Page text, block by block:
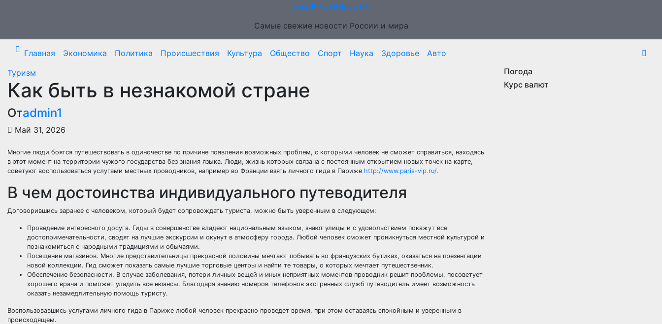
СВЕЖИЕ НОВОСТИ
Самые свежие новости России и мира
Главная Экономика Политика Происшествия Культура Общество Спорт Наука Здоровье
Авто
Туризм
Как быть в незнакомой стране
Отadmin1
Май 31, 2026
Многие люди боятся путешествовать в одиночестве по причине появления возможных проблем, с которыми человек не сможет справиться, находясь
в этот момент на территории чужого государства без знания языка. Люди, жизнь которых связана с постоянным открытием новых точек на карте,
советуют воспользоваться услугами местных проводников, например во Франции взять личного гида в Париже http://www.paris-vip.ru/.
В чем достоинства индивидуального путеводителя
Договорившись заранее с человеком, который будет сопровождать туриста, можно быть уверенным в следующем:
Проведение интересного досуга. Гиды в совершенстве владеют национальным языком, знают улицы и с удовольствием покажут все
достопримечательности, сводят на лучшие экскурсии и окунут в атмосферу города. Любой человек сможет проникнуться местной культурой и
познакомиться с народными традициями и обычаями.
Посещение магазинов. Многие представительницы прекрасной половины мечтают побывать во французских бутиках, оказаться на презентации
новой коллекции. Гид сможет показать самые лучшие торговые центры и найти те товары, о которых мечтает путешественник.
Обеспечение безопасности. В случае заболевания, потери личных вещей и иных неприятных моментов проводник решит проблемы, посоветует
хорошего врача и поможет уладить все нюансы. Благодаря знанию номеров телефонов экстренных служб путеводитель имеет возможность
оказать незамедлительную помощь туристу.
Воспользовавшись услугами личного гида в Париже любой человек прекрасно проведет время, при этом оставаясь спокойным и уверенным в
происходящем.
Погода
Курс валют